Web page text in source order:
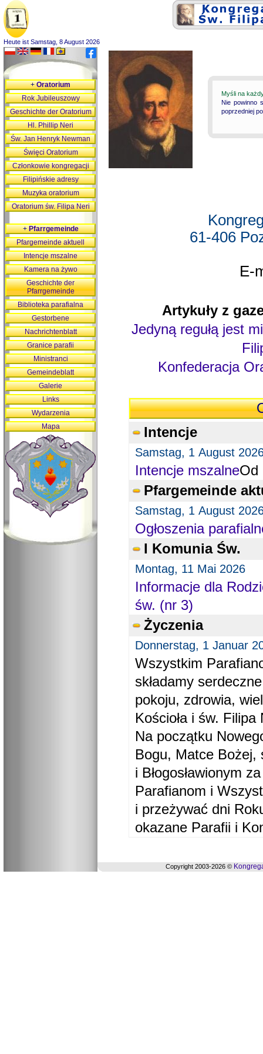
Heute ist Samstag, 8 August 2026
Myśli na
Nie powinno
poprzedniej
61-406
E-
Artykuły z
Jedyną regułą jest
Konfederacja
Intencje
Samstag, 1 August
Intencje mszalneOd
Pfargemeinde
Samstag, 1 August
Ogłoszenia
I Komunia Św.
Montag, 11 Mai 2026
Informacje dla
św. (nr 3)
Życzenia
Donnerstag, 1 Januar
Wszystkim
składamy
pokoju, zdrowia,
Kościoła i św. Filipa
Na początku
Bogu, Matce Bożej,
i Błogosławionym
Parafianom i
i przeżywać dni
okazane Parafii i
+Oratorium
Rok Jubileuszowy
Geschichte der Oratorium
Hl. Phillip Neri
Św. Jan Henryk Newman
Święci Oratorium
Członkowie kongregacji
Filipińskie adresy
Muzyka oratorium
Oratorium św. Filipa Neri
+Pfarrgemeinde
Pfargemeinde aktuell
Intencje mszalne
Kamera na żywo
Geschichte der
Pfarrgemeinde
Biblioteka parafialna
Gestorbene
Nachrichtenblatt
Granice parafii
Ministranci
Gemeindeblatt
Galerie
Links
Wydarzenia
Mapa
Copyright 2003-2026 ©